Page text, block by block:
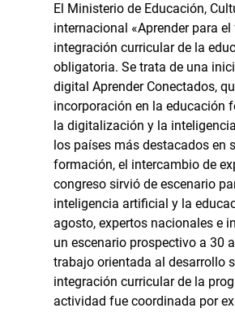
El Ministerio de Educación,
internacional «Aprender para
integración curricular de la
obligatoria. Se trata de una
digital Aprender Conectados,
incorporación en la educación
la digitalización y la
los países más destacados en
formación, el intercambio de
congreso sirvió de escenario
inteligencia artificial y la
agosto, expertos nacionales e
un escenario prospectivo a 30
trabajo orientada al desarrollo
integración curricular de la
actividad fue coordinada por